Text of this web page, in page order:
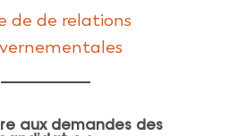
de de relations
aux demandes des